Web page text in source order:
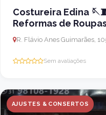
Costureira Edina
Reformas de
Sem avaliações
AJUSTES & CONSERTOS